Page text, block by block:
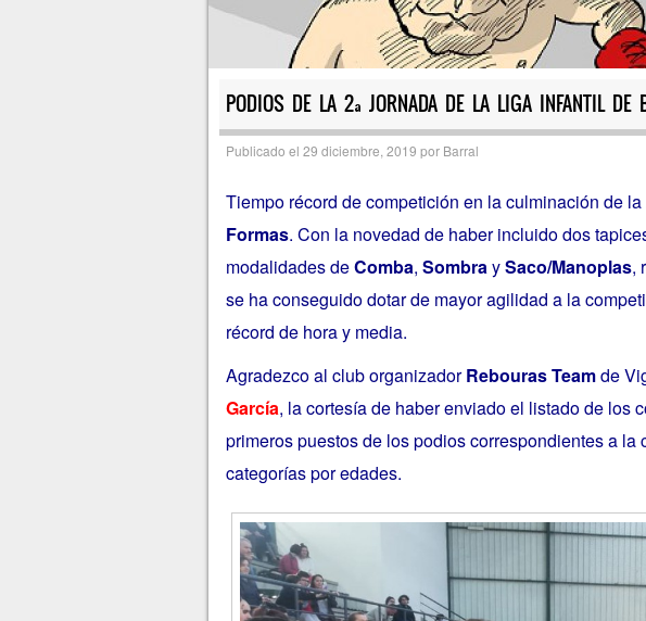
PODIOS DE LA 2ª JORNADA DE LA LIGA INFANTIL DE
Publicado el 29 diciembre, 2019 por Barral
Tiempo récord de competición en la culminación de la
Formas. Con la novedad de haber incluido dos
modalidades deComba, SombraySaco/Manoplas,
se ha conseguido dotar de mayor agilidad a la
récord de hora y media.
Agradezco al club organizadorRebouras Teamde
García, la cortesía de haber enviado el listado de los
primeros puestos de los podios correspondientes a
categorías por edades.